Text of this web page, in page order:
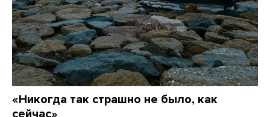
«Никогда так страшно не было, как
сейчас»